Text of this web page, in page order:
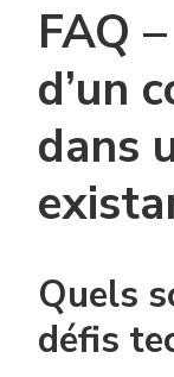
FAQ
d’un
dans
Quels
défis